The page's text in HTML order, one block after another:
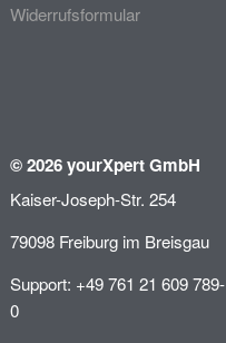
Widerrufsformular
© 2026 yourXpert GmbH
Kaiser-Joseph-Str. 254
79098 Freiburg im Breisgau
Support: +49 761 21 609 789-
0